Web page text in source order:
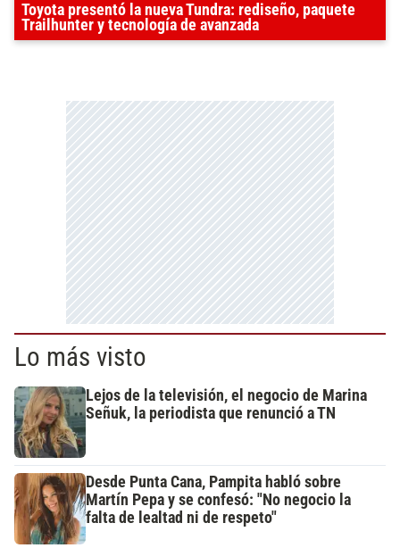
Toyota presentó la nueva Tundra: rediseño, paquete
Trailhunter y tecnología de avanzada
Lo más visto
Lejos de la televisión, el negocio de Marina
Señuk, la periodista que renunció a TN
Desde Punta Cana, Pampita habló sobre
Martín Pepa y se confesó: "No negocio la
falta de lealtad ni de respeto"